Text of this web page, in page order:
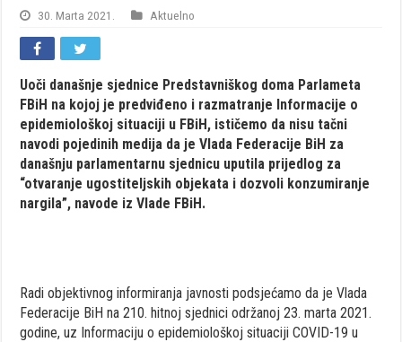
30. Marta 2021. Aktuelno
Uoči današnje sjednice Predstavniškog doma Parlameta
FBiH na kojoj je predviđeno i razmatranje Informacije o
epidemiološkoj situaciji u FBiH, ističemo da nisu tačni
navodi pojedinih medija da je Vlada Federacije BiH za
današnju parlamentarnu sjednicu uputila prijedlog za
“otvaranje ugostiteljskih objekata i dozvoli konzumiranje
nargila”, navode iz Vlade FBiH.
Radi objektivnog informiranja javnosti podsjećamo da je Vlada
Federacije BiH na 210. hitnoj sjednici održanoj 23. marta 2021.
godine, uz Informaciju o epidemiološkoj situaciji COVID-19 u